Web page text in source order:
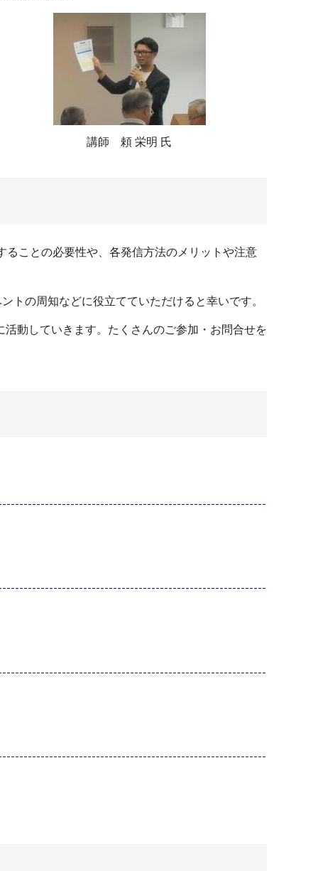
講師 頼 栄明 氏
ことの必要性や、各発信方法のメリットや注意
トの周知などに役立てていただけると幸いです。
動していきます。たくさんのご参加・お問合せを